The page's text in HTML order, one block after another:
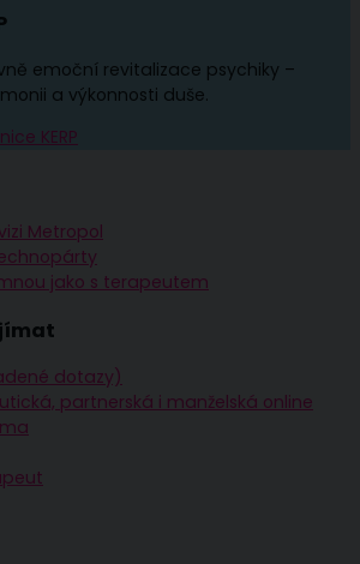
emoční revitalizace psychiky –
a výkonnosti duše.
KERP
Metropol
jako s terapeutem
dotazy)
partnerská i manželská online